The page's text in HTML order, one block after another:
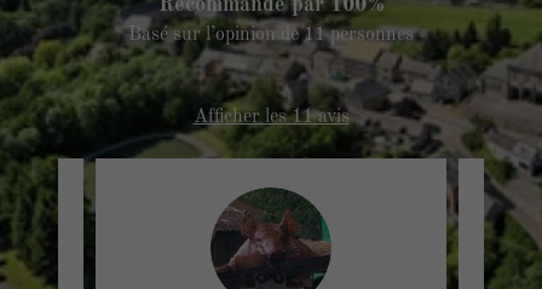
Recommandé par 100%
Basé sur l’opinion de 11 personnes
Afficher les 11 avis